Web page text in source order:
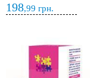
198,99 грн.